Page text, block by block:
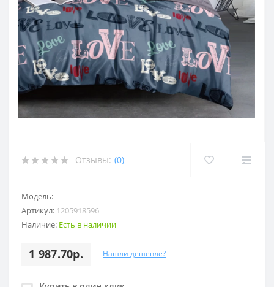
Отзывы: (0)
Модель:
Артикул: 1205918596
Наличие: Есть в наличии
1 987.70р. Нашли дешевле?